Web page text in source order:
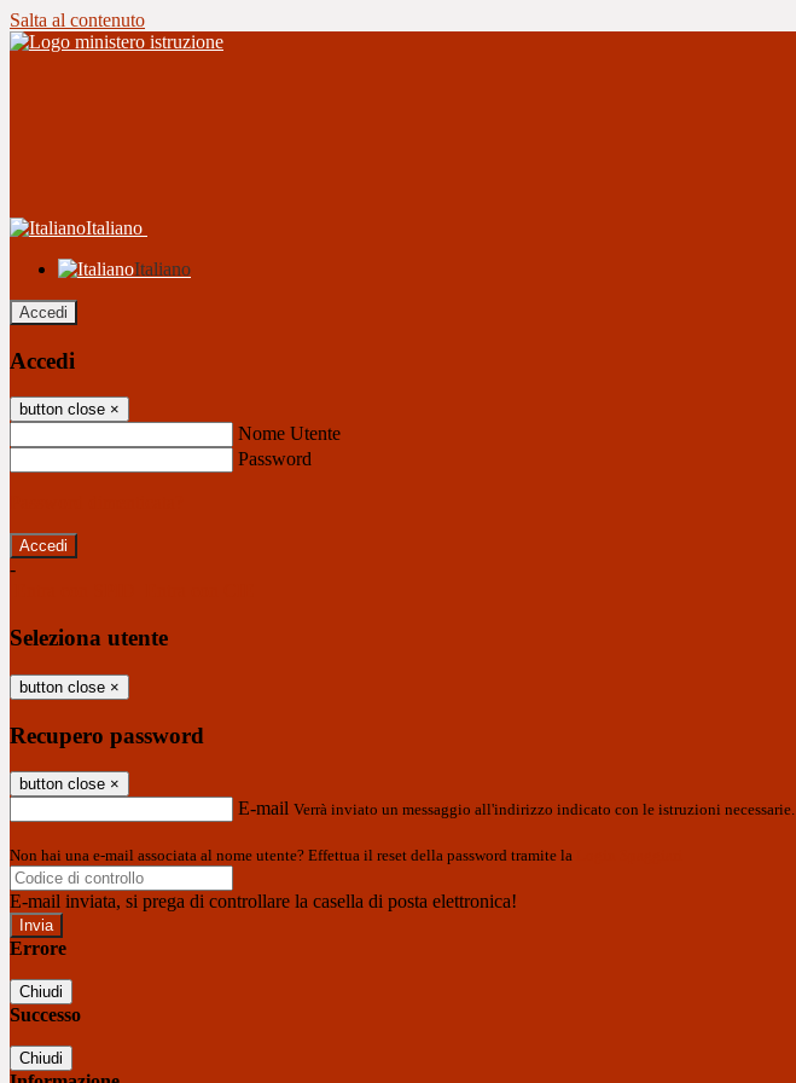
Salta al contenuto
Italiano
Italiano
Accedi
Accedi
button close ×
Nome Utente
Password
-
Seleziona utente
button close ×
Recupero password
button close ×
E-mail Verrà inviato un messaggio all'indirizzo indicato con le istruzioni necessarie.
Non hai una e-mail associata al nome utente? Effettua il reset della password tramite la
E-mail inviata, si prega di controllare la casella di posta elettronica!
Errore
Chiudi
Successo
Chiudi